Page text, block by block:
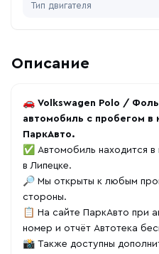
Тип двигателя
Описание
🚗 Volkswagen Polo /
автомобиль с пробегом в
ПаркАвто.
✅ Автомобиль находится
в Липецке.
🔎 Мы открыты к любым
стороны.
📋 На сайте ПаркАвто при
номер и отчёт Автотека
📸 Также доступны